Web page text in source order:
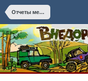
Отчеты мероприятий